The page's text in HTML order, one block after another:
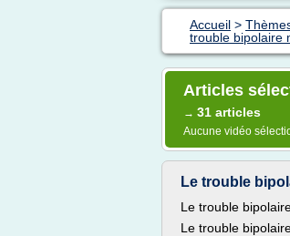
Accueil >
trouble bipolaire
Articles
→ 31 articles
Aucune vidéo
Le trouble
Le trouble
Le trouble